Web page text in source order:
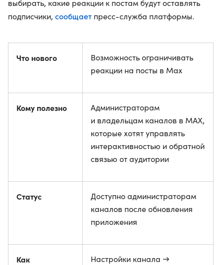
выбирать, какие реакции к постам будут оставлять
подписчики, сообщает пресс-служба платформы.
Что нового
Возможность ограничивать
реакции на посты в Max
Кому полезно
Администраторам
и владельцам каналов в МАХ,
которые хотят управлять
интерактивностью и обратной
связью от аудитории
Статус
Доступно администраторам
каналов после обновления
приложения
Как
Настройки канала →